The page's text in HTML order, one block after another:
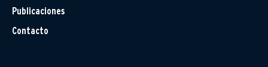
Publicaciones
Contacto